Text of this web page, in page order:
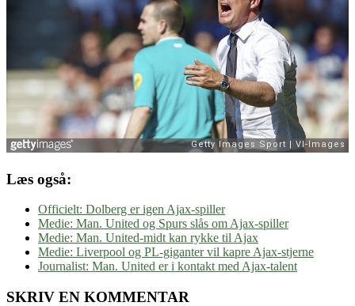
Læs også:
Officielt: Dolberg er igen Ajax-spiller
Medie: Man. United og Spurs slås om Ajax-spiller
Medie: Man. United-midt kan rykke til Ajax
Medie: Liverpool og PL-giganter vil kapre Ajax-stjerne
Journalist: Man. United er i kontakt med Ajax-talent
SKRIV EN KOMMENTAR